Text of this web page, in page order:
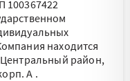
100367422
находится
район,
А .